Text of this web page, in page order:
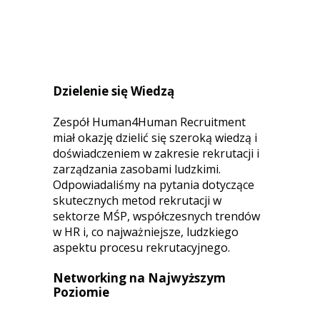
Dzielenie się Wiedzą
Zespół Human4Human Recruitment
miał okazję dzielić się szeroką wiedzą i
doświadczeniem w zakresie rekrutacji i
zarządzania zasobami ludzkimi.
Odpowiadaliśmy na pytania dotyczące
skutecznych metod rekrutacji w
sektorze MŚP, współczesnych trendów
w HR i, co najważniejsze, ludzkiego
aspektu procesu rekrutacyjnego.
Networking na Najwyższym
Poziomie